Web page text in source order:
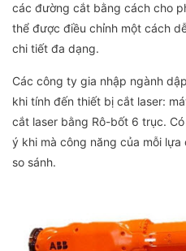
các đường cắt bằng cách cho
thể được điều chỉnh một cách
chi tiết đa dạng.
Các công ty gia nhập ngành
khi tính đến thiết bị cắt laser:
cắt laser bằng Rô-bốt 6 trục.
ý khi mà công năng của mỗi
so sánh.